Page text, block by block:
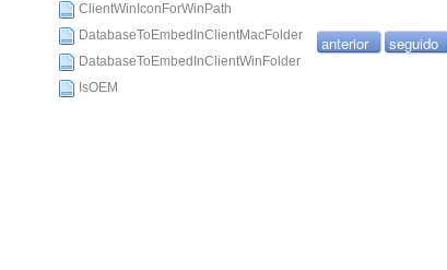
ClientWinIconForWinPath
DatabaseToEmbedInClientMacFolder
DatabaseToEmbedInClientWinFolder
IsOEM
anterior seguido